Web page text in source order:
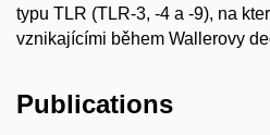
typu TLR (TLR-3, -4 a -9), na
vznikajícími během Wallerovy
Publications